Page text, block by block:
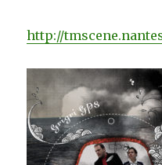
http://